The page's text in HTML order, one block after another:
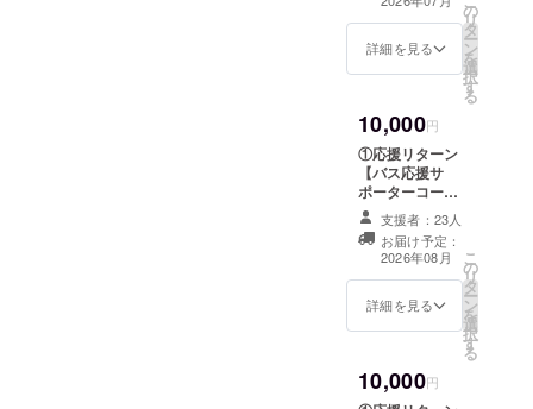
希望の場合は備
考欄にご記入く
ださい。 ※プロ
ジェクトオー
ナーとして、当
クスネイチャー
バスを走らす会
（会長栗山雅
則）は、リター
ンとしての商品
提供を行います
が、商品に関す
る最終的な法的
責任は、当会が
はありません。
チャーバス サ
ポーター証のタ
いただいた証で
ある旨の文章 ・
支援年月（2026
年４月、５月）
・発行元 サン
クスネイチャー
バスを走らす会
※本サポーター証
には個別の氏名
記載は行いませ
ん。 ＜ホーム
ページ＞ 掲載内
（ニックネーム
可） 掲載場所 ・
６店舗選んで利
用できる特別パ
スポート】 特別
パスポートをご
使用いただき、
自由が丘の魅力
あるお店（６店
舗を選択）を楽
しみながら、サ
ンクスネイ
チャーバスを応
援していただけ
ます。 参加店一
覧は本文 「リ
ターンについ
さい ■参加店
舗：自由が丘商
詳細を見る
の
リ
タ
ー
ン
を
選
択
す
る
10,000円
①応援リターン
【バス応援サ
ポーターコー
ス】 ❶お礼メー
ル ❷応援サポー
ター証（PDF）
❸お名前掲載
（ホームペー
ジ・バス車内）
援サポーター
証」をお届け
支援者：23人
お届け予定：
2026年08月
詳細を見る
こ
の
リ
タ
ー
ン
を
選
択
す
る
10,000円